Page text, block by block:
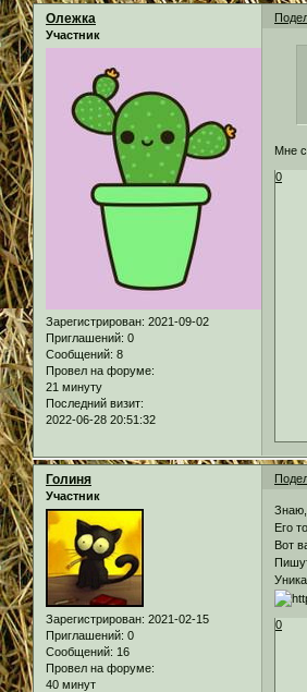
Олежка
Участник
Зарегистрирован: 2021-09-02
Приглашений: 0
Сообщений: 8
Провел на форуме:
21 минуту
Последний визит:
2022-06-28 20:51:32
Мне
0
Голиня
Участник
Зарегистрирован: 2021-02-15
Приглашений: 0
Сообщений: 16
Провел на форуме:
40 минут
Знаю,
Его
Вот
0